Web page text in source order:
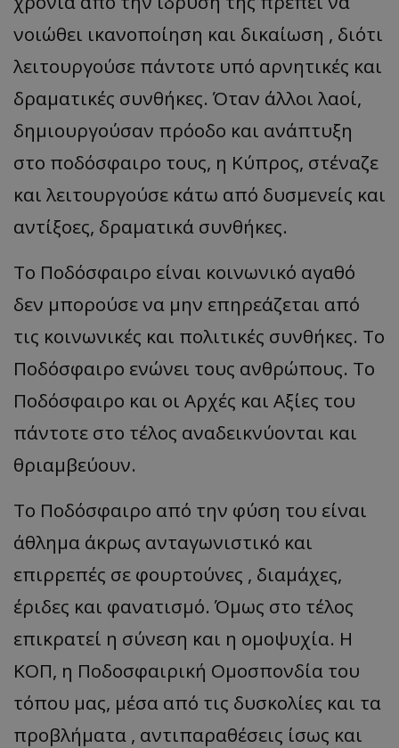
νοιώθει ικανοποίηση και δικαίωση , διότι
λειτουργούσε πάντοτε υπό αρνητικές και
δραματικές συνθήκες. Όταν άλλοι λαοί,
δημιουργούσαν πρόοδο και ανάπτυξη
στο ποδόσφαιρο τους, η Κύπρος, στέναζε
και λειτουργούσε κάτω από δυσμενείς και
αντίξοες, δραματικά συνθήκες.
Το Ποδόσφαιρο είναι κοινωνικό αγαθό
δεν μπορούσε να μην επηρεάζεται από
τις κοινωνικές και πολιτικές συνθήκες. Το
Ποδόσφαιρο ενώνει τους ανθρώπους. Το
Ποδόσφαιρο και οι Αρχές και Αξίες του
πάντοτε στο τέλος αναδεικνύονται και
θριαμβεύουν.
Το Ποδόσφαιρο από την φύση του είναι
άθλημα άκρως ανταγωνιστικό και
επιρρεπές σε φουρτούνες , διαμάχες,
έριδες και φανατισμό. Όμως στο τέλος
επικρατεί η σύνεση και η ομοψυχία. Η
ΚΟΠ, η Ποδοσφαιρική Ομοσπονδία του
τόπου μας, μέσα από τις δυσκολίες και τα
προβλήματα , αντιπαραθέσεις ίσως και